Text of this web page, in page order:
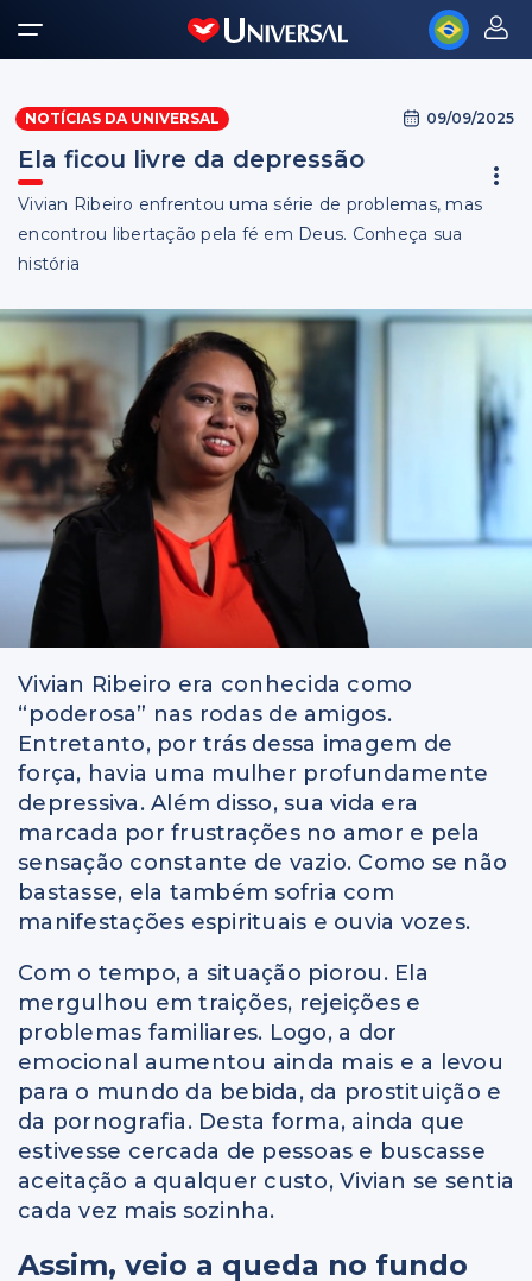
NOTÍCIAS DA UNIVERSAL 09/09/2025
Ela ficou livre da depressão
Vivian Ribeiro enfrentou uma série de problemas, mas
encontrou libertação pela fé em Deus. Conheça sua
história
Vivian Ribeiro era conhecida como
“poderosa” nas rodas de amigos.
Entretanto, por trás dessa imagem de
força, havia uma mulher profundamente
depressiva. Além disso, sua vida era
marcada por frustrações no amor e pela
sensação constante de vazio. Como se não
bastasse, ela também sofria com
manifestações espirituais e ouvia vozes.
Com o tempo, a situação piorou. Ela
mergulhou em traições, rejeições e
problemas familiares. Logo, a dor
emocional aumentou ainda mais e a levou
para o mundo da bebida, da prostituição e
da pornografia. Desta forma, ainda que
estivesse cercada de pessoas e buscasse
aceitação a qualquer custo, Vivian se sentia
cada vez mais sozinha.
Assim, veio a queda no fundo